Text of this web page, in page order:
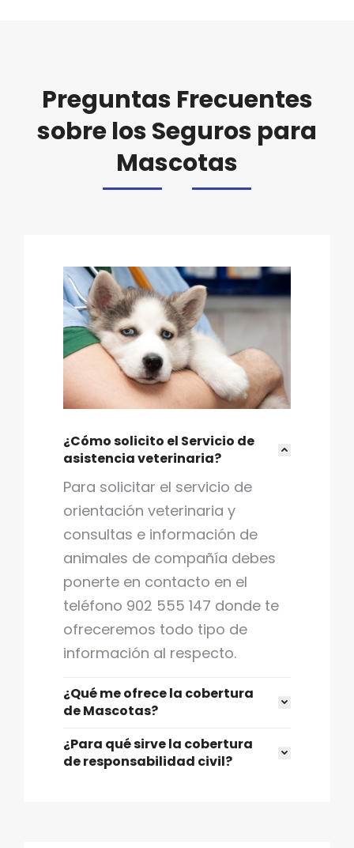
Preguntas Frecuentes
sobre los Seguros para
Mascotas
¿Cómo solicito el Servicio de
asistencia veterinaria?
Para solicitar el servicio de
orientación veterinaria y
consultas e información de
animales de compañía debes
ponerte en contacto en el
teléfono 902 555 147 donde te
ofreceremos todo tipo de
información al respecto.
¿Qué me ofrece la cobertura
de Mascotas?
¿Para qué sirve la cobertura
de responsabilidad civil?